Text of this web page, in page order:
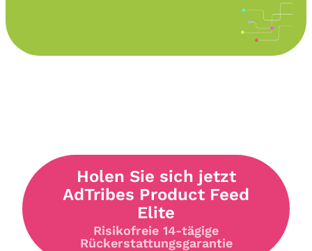
Holen Sie sich jetzt
AdTribes Product Feed
Elite
Risikofreie 14-tägige
Rückerstattungsgarantie